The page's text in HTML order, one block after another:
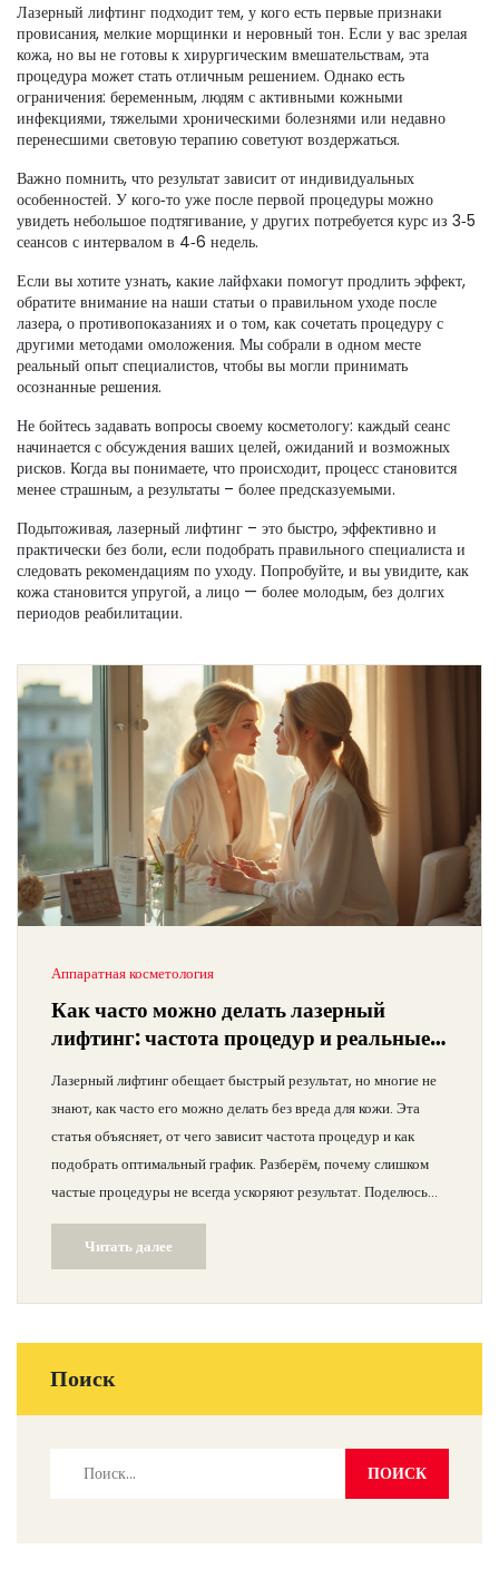
Лазерный лифтинг подходит тем, у кого есть первые признаки
провисания, мелкие морщинки и неровный тон. Если у вас зрелая
кожа, но вы не готовы к хирургическим вмешательствам, эта
процедура может стать отличным решением. Однако есть
ограничения: беременным, людям с активными кожными
инфекциями, тяжелыми хроническими болезнями или недавно
перенесшими световую терапию советуют воздержаться.
Важно помнить, что результат зависит от индивидуальных
особенностей. У кого‑то уже после первой процедуры можно
увидеть небольшое подтягивание, у других потребуется курс из 3‑5
сеансов с интервалом в 4‑6 недель.
Если вы хотите узнать, какие лайфхаки помогут продлить эффект,
обратите внимание на наши статьи о правильном уходе после
лазера, о противопоказаниях и о том, как сочетать процедуру с
другими методами омоложения. Мы собрали в одном месте
реальный опыт специалистов, чтобы вы могли принимать
осознанные решения.
Не бойтесь задавать вопросы своему косметологу: каждый сеанс
начинается с обсуждения ваших целей, ожиданий и возможных
рисков. Когда вы понимаете, что происходит, процесс становится
менее страшным, а результаты – более предсказуемыми.
Подытоживая, лазерный лифтинг – это быстро, эффективно и
практически без боли, если подобрать правильного специалиста и
следовать рекомендациям по уходу. Попробуйте, и вы увидите, как
кожа становится упругой, а лицо — более молодым, без долгих
периодов реабилитации.
Аппаратная косметология
Как часто можно делать лазерный
лифтинг: частота процедур и реальные
Лазерный лифтинг обещает быстрый результат, но многие не
знают, как часто его можно делать без вреда для кожи. Эта
статья объясняет, от чего зависит частота процедур и как
подобрать оптимальный график. Разберём, почему слишком
частые процедуры не всегда ускоряют результат. Поделюсь
советами по уходу до и после лифтинга, чтобы эффект был
заметнее и держался дольше. Всё без сложных терминов и
скучных теорий — только полезные факты и лайфхаки.
Читать далее
Поиск